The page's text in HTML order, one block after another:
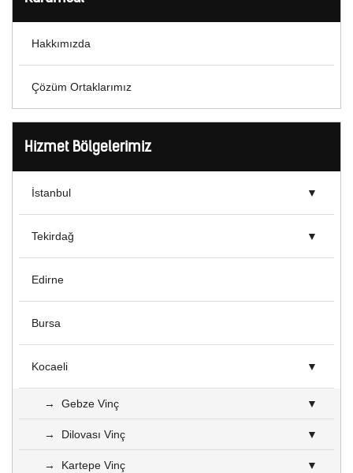
Hakkımızda
Çözüm Ortaklarımız
Hizmet Bölgelerimiz
İstanbul
Tekirdağ
Edirne
Bursa
Kocaeli
Gebze Vinç
Dilovası Vinç
Kartepe Vinç